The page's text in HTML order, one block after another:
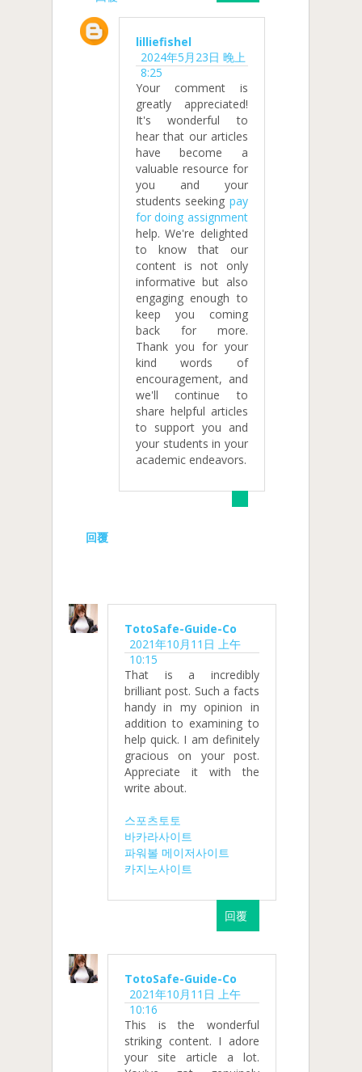
lilliefishel
2024年5月23日 晚上
8:25
Your comment is
greatly appreciated!
It's wonderful to
hear that our articles
have become a
valuable resource for
you and your
students seeking pay
for doing assignment
help. We're delighted
to know that our
content is not only
informative but also
engaging enough to
keep you coming
back for more.
Thank you for your
kind words of
encouragement, and
we'll continue to
share helpful articles
to support you and
your students in your
academic endeavors.
回覆
TotoSafe-Guide-Co
2021年10月11日 上午
10:15
That is a incredibly
brilliant post. Such a facts
handy in my opinion in
addition to examining to
help quick. I am definitely
gracious on your post.
Appreciate it with the
write about.
스포츠토토
바카라사이트
파워볼 메이저사이트
카지노사이트
回覆
TotoSafe-Guide-Co
2021年10月11日 上午
10:16
This is the wonderful
striking content. I adore
your site article a lot.